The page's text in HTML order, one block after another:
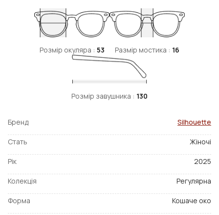
Розмір окуляра : 53 Размір мостика : 16
Розмір завушника : 130
Бренд Silhouette
Стать Жіночі
Рік 2025
Колекція Регулярна
Форма Кошаче око